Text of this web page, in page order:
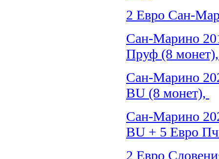
2 Евро Сан-
Сан-Марино
Пруф (8
Сан-Марино
BU (8 монет),
Сан-Марино
BU + 5 Евро
2 Евро